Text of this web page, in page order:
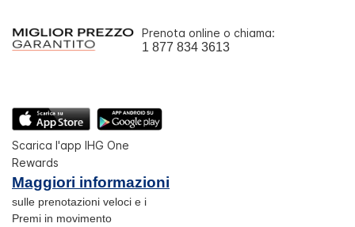
Prenota online o chiama:
1 877 834 3613
Scarica l'app IHG One
Rewards
Maggiori informazioni
sulle prenotazioni veloci e i
Premi in movimento